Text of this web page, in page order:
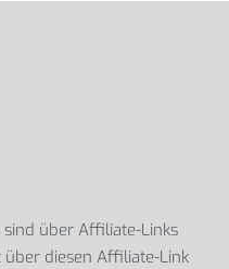
über Affiliate-Links
diesen Affiliate-Link